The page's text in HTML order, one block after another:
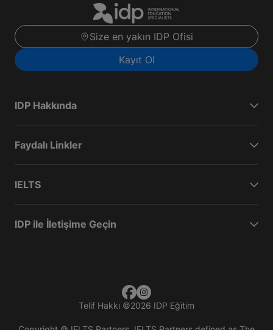
Size en yakın IDP Ofisi
Kayıt Ol
IDP Hakkında
Faydalı Linkler
IELTS
IDP ile İletişime Geçin
Telif Hakkı ©2026 IDP Eğitim